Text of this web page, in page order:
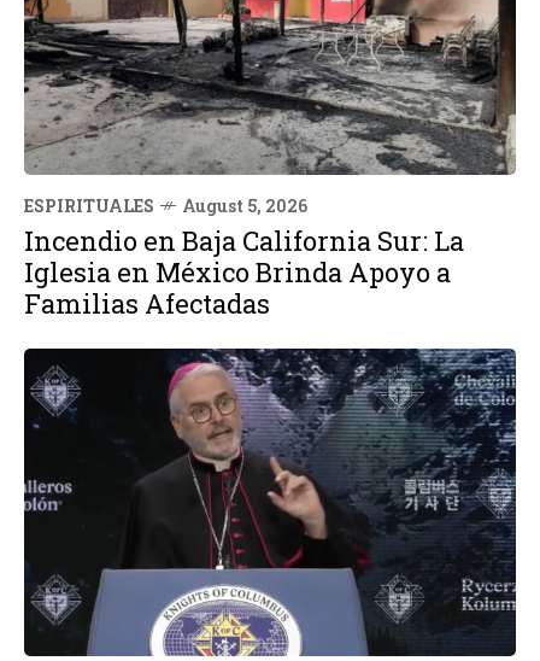
ESPIRITUALES August 5, 2026
Incendio en Baja California Sur: La
Iglesia en México Brinda Apoyo a
Familias Afectadas